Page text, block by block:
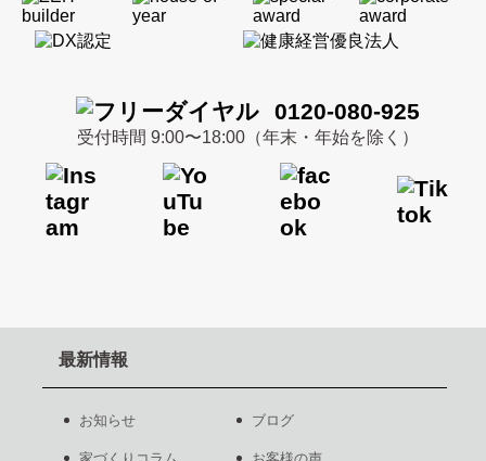
0120-080-925
受付時間 9:00〜18:00（年末・年始を除く）
最新情報
お知らせ ブログ